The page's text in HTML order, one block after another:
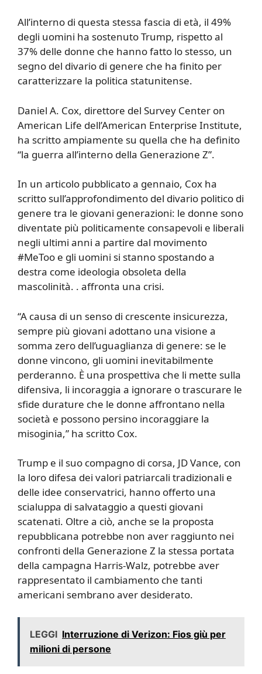
All’interno di questa stessa fascia di età, il 49%
degli uomini ha sostenuto Trump, rispetto al
37% delle donne che hanno fatto lo stesso, un
segno del divario di genere che ha finito per
caratterizzare la politica statunitense.
Daniel A. Cox, direttore del Survey Center on
American Life dell’American Enterprise Institute,
ha scritto ampiamente su quella che ha definito
“la guerra all’interno della Generazione Z”.
In un articolo pubblicato a gennaio, Cox ha
scritto sull’approfondimento del divario politico di
genere tra le giovani generazioni: le donne sono
diventate più politicamente consapevoli e liberali
negli ultimi anni a partire dal movimento
#MeToo e gli uomini si stanno spostando a
destra come ideologia obsoleta della
mascolinità. . affronta una crisi.
“A causa di un senso di crescente insicurezza,
sempre più giovani adottano una visione a
somma zero dell’uguaglianza di genere: se le
donne vincono, gli uomini inevitabilmente
perderanno. È una prospettiva che li mette sulla
difensiva, li incoraggia a ignorare o trascurare le
sfide durature che le donne affrontano nella
società e possono persino incoraggiare la
misoginia,” ha scritto Cox.
Trump e il suo compagno di corsa, JD Vance, con
la loro difesa dei valori patriarcali tradizionali e
delle idee conservatrici, hanno offerto una
scialuppa di salvataggio a questi giovani
scatenati. Oltre a ciò, anche se la proposta
repubblicana potrebbe non aver raggiunto nei
confronti della Generazione Z la stessa portata
della campagna Harris-Walz, potrebbe aver
rappresentato il cambiamento che tanti
americani sembrano aver desiderato.
LEGGI Interruzione di Verizon: Fios giù per
milioni di persone